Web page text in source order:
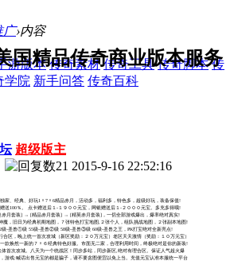
广›内容
游版本 传奇素材 传奇工具 传奇脚本 传
学院 新手问答 传奇百科
国精品传奇商业版本服务
超级版主
21 2015-9-16 22:52:16
家、经典、好玩1〃7〃6精品赤月，活动多，福利多，特色多，超级好玩，装备保值!
送100％。 点卡赠送后１-１９００元宝，网银赠送后１-２０００元宝。多充多得哦!
赤月套装] → [精品赤月套装] → [精英赤月套装]，一切全部游戏爆出，爆率绝对真实!
魔，旧日为经典初期地图，７张特色打宝地图,２张个人，组队挑战地图，２张副本地图!
级-圣兽①级 55级-圣兽②级 58级-圣兽③级 60级-圣兽之王，PK打宝绝对全新亮点!
合区，晚上统一首次攻城（新区奖励：２０万元宝）老区天天激情（奖励：１０万元宝）
款焕然一新的７〃６经典特色好服。市面无二家，合理利用时间，终极绝对是你的新装!
体首次攻城。八天为一个统战区！同步多站，同步新区,绝对有理合区。保证人气超火爆
游戏:喊话出售元宝的都是骗子，请不要贪图便宜以免上当。充值元宝认准本服统一平台